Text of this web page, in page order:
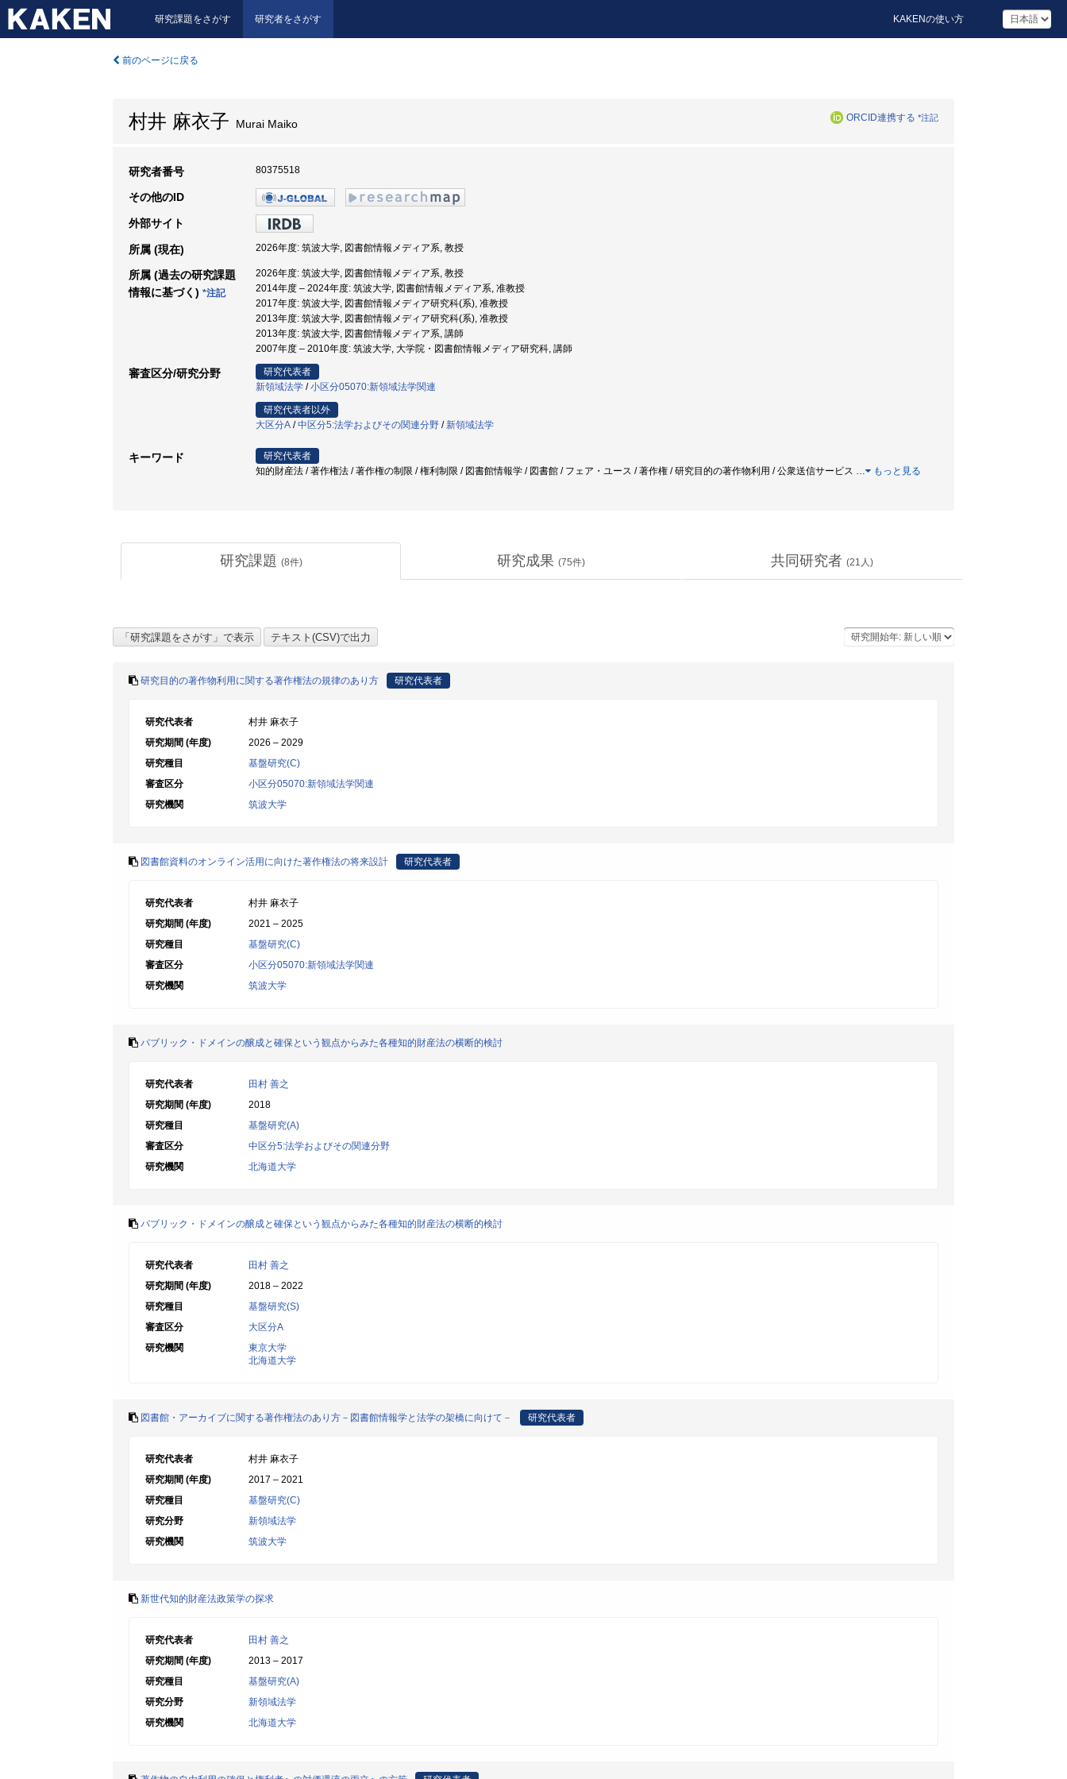
研究課題をさがす 研究者をさがす KAKENの使い方
前のページに戻る
村井 麻衣子 Murai Maiko ORCID連携する *注記
研究者番号 80375518
その他のID
外部サイト
所属 (現在) 2026年度: 筑波大学, 図書館情報メディア系, 教授
所属 (過去の研究課題
情報に基づく) *注記
2026年度: 筑波大学, 図書館情報メディア系, 教授
2014年度 – 2024年度: 筑波大学, 図書館情報メディア系, 准教授
2017年度: 筑波大学, 図書館情報メディア研究科(系), 准教授
2013年度: 筑波大学, 図書館情報メディア研究科(系), 准教授
2013年度: 筑波大学, 図書館情報メディア系, 講師
2007年度 – 2010年度: 筑波大学, 大学院・図書館情報メディア研究科, 講師
審査区分/研究分野
研究代表者
新領域法学 /小区分05070:新領域法学関連
研究代表者以外
大区分A /中区分5:法学およびその関連分野 /新領域法学
キーワード
研究代表者
知的財産法 / 著作権法 / 著作権の制限 / 権利制限 / 図書館情報学 / 図書館 / フェア・ユース / 著作権 / 研究目的の著作物利用 / 公衆送信サービス … もっと見る
研究課題 (8件) 研究成果 (75件) 共同研究者 (21 人)
研究目的の著作物利用に関する著作権法の規律のあり方 研究代表者
研究代表者
村井 麻衣子
研究期間 (年度)
2026 – 2029
研究種目
基盤研究(C)
審査区分
小区分05070:新領域法学関連
研究機関
筑波大学
図書館資料のオンライン活用に向けた著作権法の将来設計 研究代表者
研究代表者
村井 麻衣子
研究期間 (年度)
2021 – 2025
研究種目
基盤研究(C)
審査区分
小区分05070:新領域法学関連
研究機関
筑波大学
パブリック・ドメインの醸成と確保という観点からみた各種知的財産法の横断的検討
研究代表者
田村 善之
研究期間 (年度)
2018
研究種目
基盤研究(A)
審査区分
中区分5:法学およびその関連分野
研究機関
北海道大学
パブリック・ドメインの醸成と確保という観点からみた各種知的財産法の横断的検討
研究代表者
田村 善之
研究期間 (年度)
2018 – 2022
研究種目
基盤研究(S)
審査区分
大区分A
研究機関
東京大学
北海道大学
図書館・アーカイブに関する著作権法のあり方－図書館情報学と法学の架橋に向けて－ 研究代表者
研究代表者
村井 麻衣子
研究期間 (年度)
2017 – 2021
研究種目
基盤研究(C)
研究分野
新領域法学
研究機関
筑波大学
新世代知的財産法政策学の探求
研究代表者
田村 善之
研究期間 (年度)
2013 – 2017
研究種目
基盤研究(A)
研究分野
新領域法学
研究機関
北海道大学